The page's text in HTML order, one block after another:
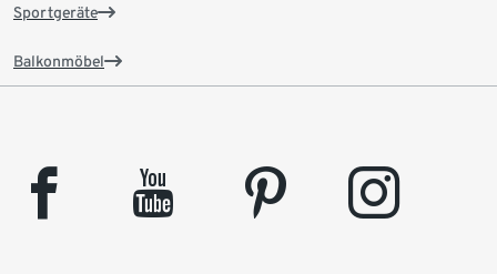
Sportgeräte
Balkonmöbel
facebook youtube pinterest instagram